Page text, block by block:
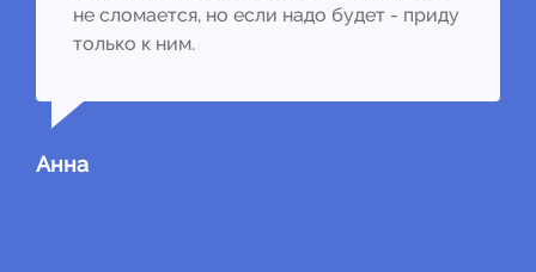
не сломается, но если надо будет - приду
только к ним.
Анна